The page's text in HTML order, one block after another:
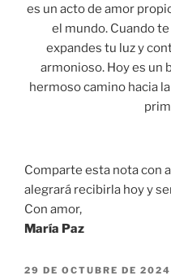
es un acto de amor
el mundo. Cuando
expandes tu luz y
armonioso. Hoy es un
hermoso camino hacia
Comparte esta nota con
alegrará recibirla hoy y
Con amor,
María Paz
29 DE OCTUBRE DE 2024